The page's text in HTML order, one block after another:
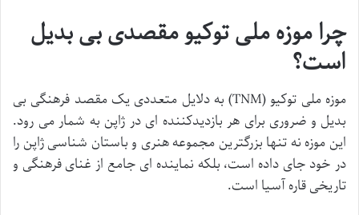
چرا موزه ملی توکیو مقصدی بی بدیل
است؟
موزه ملی توکیو (TNM) به دلایل متعددی یک مقصد فرهنگی بی
بدیل و ضروری برای هر بازدیدکننده ای در ژاپن به شمار می رود.
این موزه نه تنها بزرگترین مجموعه هنری و باستان شناسی ژاپن را
در خود جای داده است، بلکه نماینده ای جامع از غنای فرهنگی و
تاریخی قاره آسیا است.